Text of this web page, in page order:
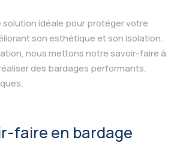
solution idéale pour protéger votre
son esthétique et son isolation.
nous mettons notre savoir-faire à
des bardages performants,
faire en bardage